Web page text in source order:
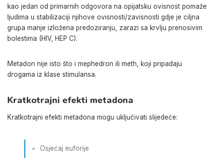
kao jedan od primarnih odgovora na opijatsku ovisnost pomaže
ljudima u stabilizaciji njihove ovisnosti/zavisnosti gdje je ciljna
grupa manje izložena predoziranju, zarazi sa krvlju prenosivim
bolestima (HIV, HEP C).
Metadon nije isto što i mephedron ili meth, koji pripadaju
drogama iz klase stimulansa.
Kratkotrajni efekti metadona
Kratkotrajni efekti metadona mogu uključivati ​​slijedeće:
Osjećaj euforije